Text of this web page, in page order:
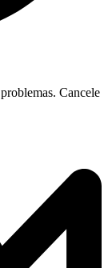
Cancele